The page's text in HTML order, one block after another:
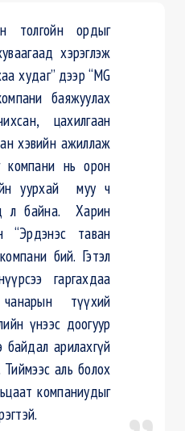
толгойн ордыг
хэрэглэж
худаг” дээр “MG
баяжуулах
цахилгаан
хэвийн ажиллаж
компани нь орон
уурхай муу ч
л байна. Харин
таван
бий. Гэтэл
гаргахдаа
түүхий
үнээс доогуур
байдал арилахгүй
аль болох
компаниудыг